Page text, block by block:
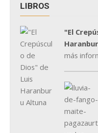
LIBROS
"El
más